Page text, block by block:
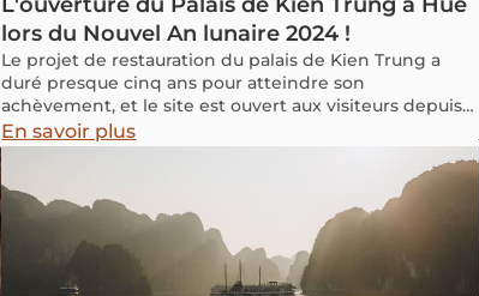
lors du Nouvel An lunaire 2024 !
Le projet de restauration du palais de Kien Trung a
duré presque cinq ans pour atteindre son
achèvement, et le site est ouvert aux visiteurs depuis
du Nouvel An lunaire du Dragon en 2024 (depuis le
samedi 10 février 2024).
En savoir plus